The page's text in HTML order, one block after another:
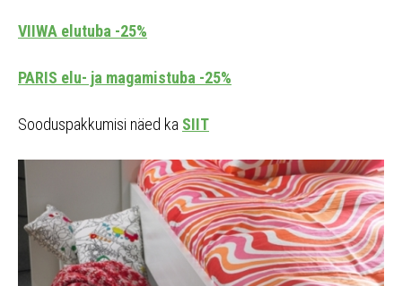
VIIWA elutuba -25%
PARIS elu- ja magamistuba -25%
Sooduspakkumisi näed ka SIIT